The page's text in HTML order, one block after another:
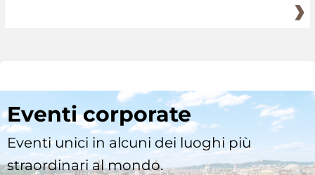
Eventi corporate
Eventi unici in alcuni dei luoghi più
straordinari al mondo.